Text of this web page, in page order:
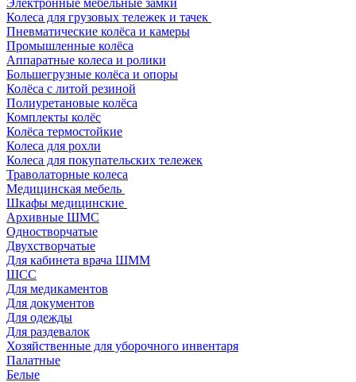
Электронные мебельные замки
Колеса для грузовых тележек и тачек
Пневматические колёса и камеры
Промышленные колёса
Аппаратные колеса и ролики
Большегрузные колёса и опоры
Колёса с литой резиной
Полиуретановые колёса
Комплекты колёс
Колёса термостойкие
Колеса для рохли
Колеса для покупательских тележек
Траволаторные колеса
Медицинская мебель
Шкафы медицинские
Архивные ШМС
Одностворчатые
Двухстворчатые
Для кабинета врача ШММ
ШСС
Для медикаментов
Для документов
Для одежды
Для раздевалок
Хозяйственные для уборочного инвентаря
Палатные
Белые